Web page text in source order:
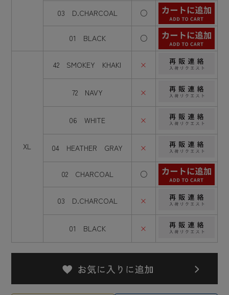
03 D.CHARCOAL ○
01 BLACK ○
XL
42 SMOKEY KHAKI ×
72 NAVY ×
06 WHITE ×
04 HEATHER GRAY ×
02 CHARCOAL ○
03 D.CHARCOAL ×
01 BLACK ×